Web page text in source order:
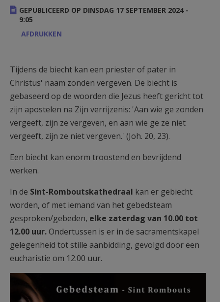
AANMELDEN OF REGISTREREN
GEPUBLICEERD OP DINSDAG 17 SEPTEMBER 2024 -
9:05
AFDRUKKEN
Tijdens de biecht kan een priester of pater in
Christus' naam zonden vergeven. De biecht is
gebaseerd op de woorden die Jezus heeft gericht tot
zijn apostelen na Zijn verrijzenis: 'Aan wie ge zonden
vergeeft, zijn ze vergeven, en aan wie ge ze niet
vergeeft, zijn ze niet vergeven.' (Joh. 20, 23).
Een biecht kan enorm troostend en bevrijdend
werken.
In de Sint-Romboutskathedraal kan er gebiecht
worden, of met iemand van het gebedsteam
gesproken/gebeden, elke zaterdag van 10.00 tot
12.00 uur. Ondertussen is er in de sacramentskapel
gelegenheid tot stille aanbidding, gevolgd door een
eucharistie om 12.00 uur.
badge gebedsteam 09-08-23
(002).jpg